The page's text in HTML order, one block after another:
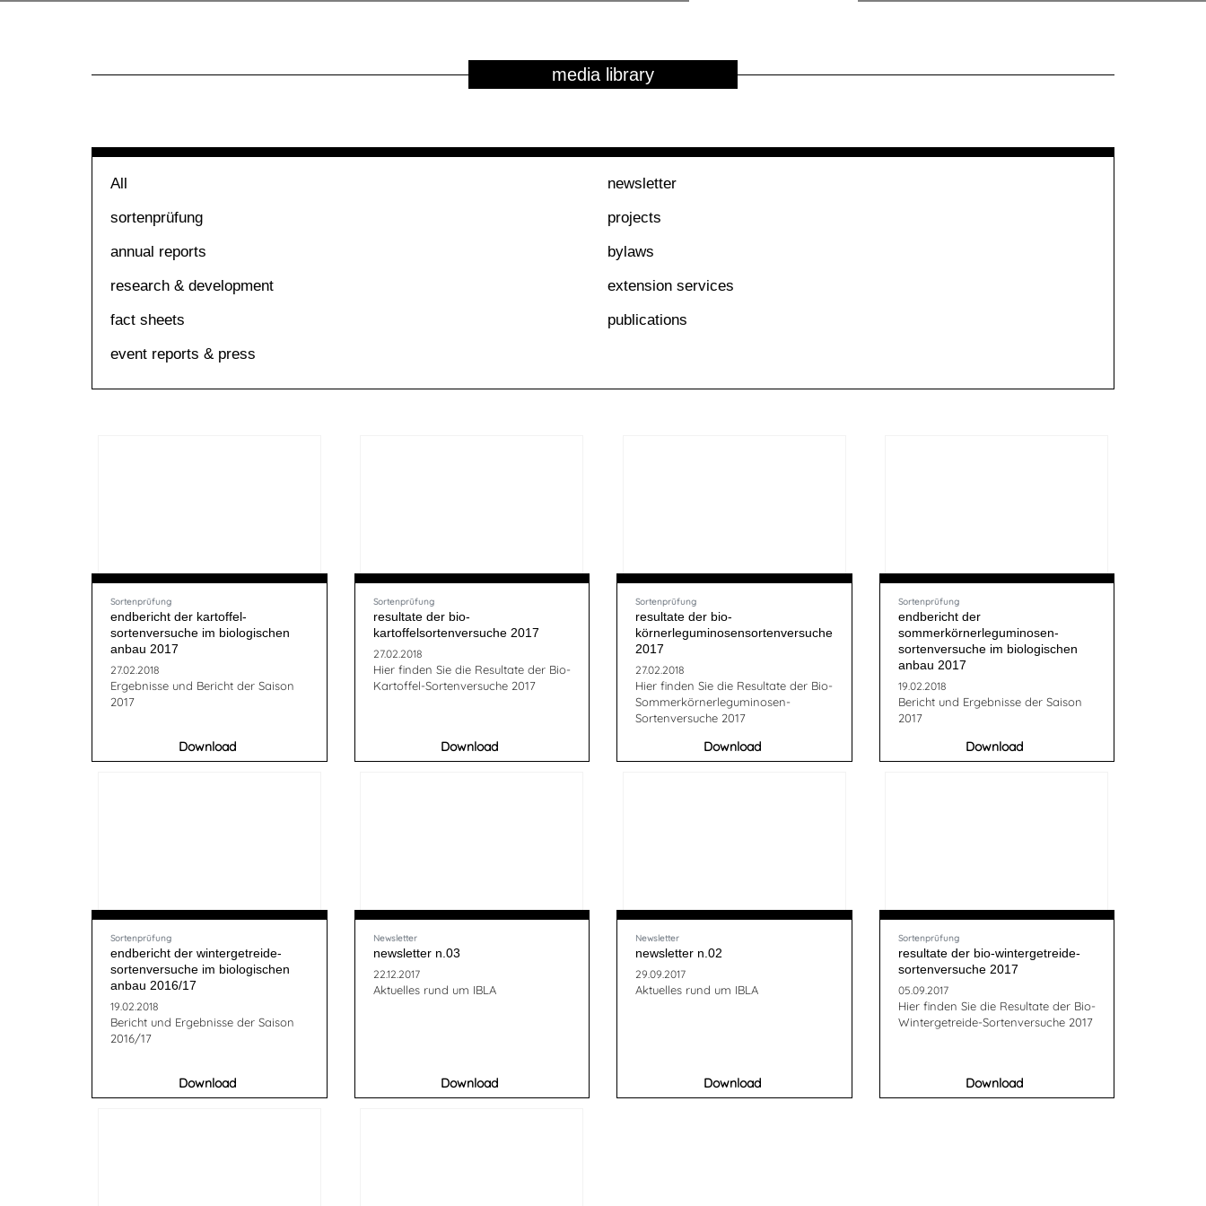
media library
All
newsletter
sortenprüfung
projects
annual reports
bylaws
research & development
extension services
fact sheets
publications
event reports & press
Sortenprüfung
endbericht der kartoffel-
sortenversuche im biologischen
anbau 2017
27.02.2018
Ergebnisse und Bericht der Saison
2017
Download
Sortenprüfung
resultate der bio-
kartoffelsortenversuche 2017
27.02.2018
Hier finden Sie die Resultate der Bio-
Kartoffel-Sortenversuche 2017
Download
Sortenprüfung
resultate der bio-
körnerleguminosensortenversuche
2017
27.02.2018
Hier finden Sie die Resultate der Bio-
Sommerkörnerleguminosen-
Sortenversuche 2017
Download
Sortenprüfung
endbericht der
sommerkörnerleguminosen-
sortenversuche im biologischen
anbau 2017
19.02.2018
Bericht und Ergebnisse der Saison
2017
Download
Sortenprüfung
endbericht der wintergetreide-
sortenversuche im biologischen
anbau 2016/17
19.02.2018
Bericht und Ergebnisse der Saison
2016/17
Download
Newsletter
newsletter n.03
22.12.2017
Aktuelles rund um IBLA
Download
Newsletter
newsletter n.02
29.09.2017
Aktuelles rund um IBLA
Download
Sortenprüfung
resultate der bio-wintergetreide-
sortenversuche 2017
05.09.2017
Hier finden Sie die Resultate der Bio-
Wintergetreide-Sortenversuche 2017
Download